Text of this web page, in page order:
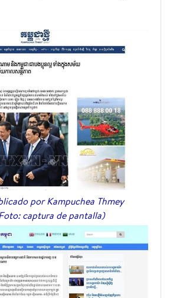
por Kampuchea Thmey
captura de pantalla)